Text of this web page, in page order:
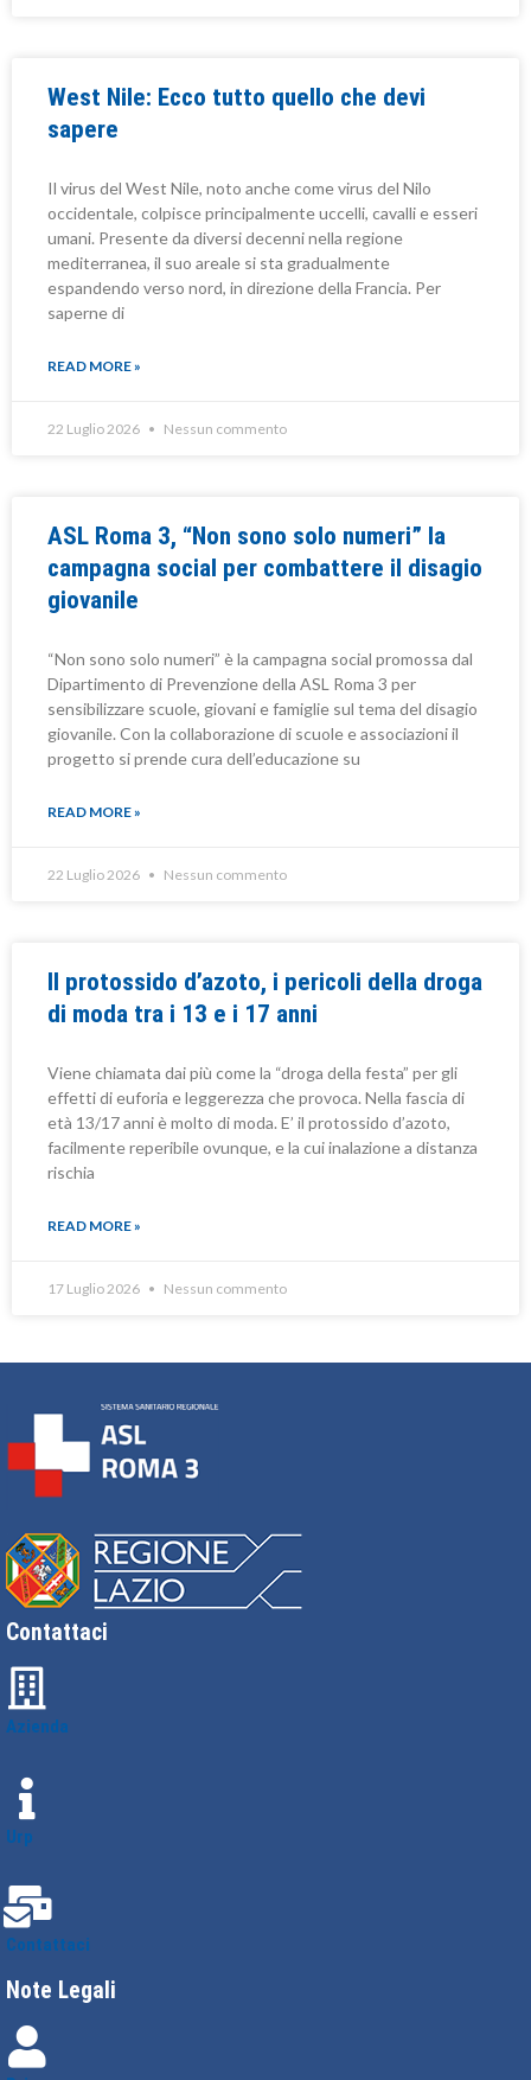
West Nile: Ecco tutto quello che devi
sapere
Il virus del West Nile, noto anche come virus del Nilo
occidentale, colpisce principalmente uccelli, cavalli e esseri
umani. Presente da diversi decenni nella regione
mediterranea, il suo areale si sta gradualmente
espandendo verso nord, in direzione della Francia. Per
saperne di
READ MORE »
22 Luglio 2026 Nessun commento
ASL Roma 3, “Non sono solo numeri” la
campagna social per combattere il disagio
giovanile
“Non sono solo numeri” è la campagna social promossa dal
Dipartimento di Prevenzione della ASL Roma 3 per
sensibilizzare scuole, giovani e famiglie sul tema del disagio
giovanile. Con la collaborazione di scuole e associazioni il
progetto si prende cura dell’educazione su
READ MORE »
22 Luglio 2026 Nessun commento
Il protossido d’azoto, i pericoli della droga
di moda tra i 13 e i 17 anni
Viene chiamata dai più come la “droga della festa” per gli
effetti di euforia e leggerezza che provoca. Nella fascia di
età 13/17 anni è molto di moda. E’ il protossido d’azoto,
facilmente reperibile ovunque, e la cui inalazione a distanza
rischia
READ MORE »
17 Luglio 2026 Nessun commento
Contattaci
Azienda
Urp
Contattaci
Note Legali